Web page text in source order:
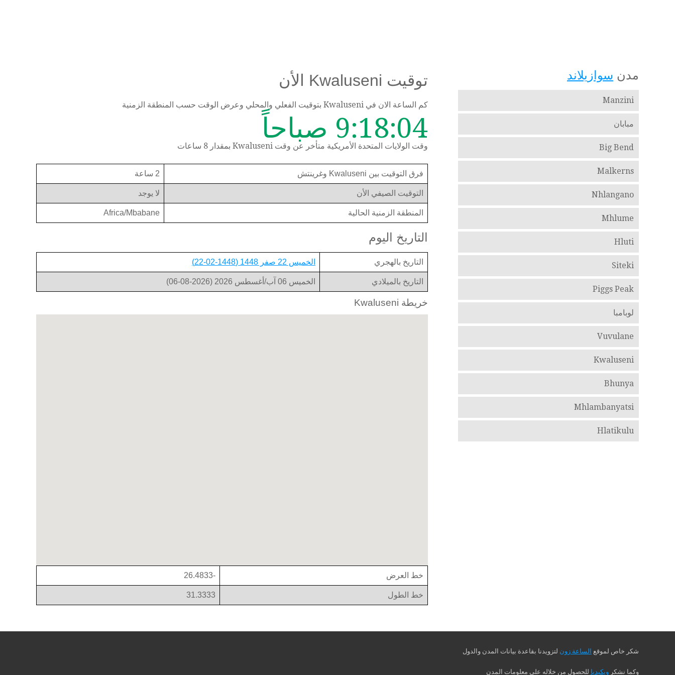
توقيت Kwaluseni الأن
كم الساعة الان في Kwaluseni بتوقيت الفعلي والمحلي وعرض الوقت حسب المنطقة الزمنية
9:18:05 صباحاً
وقت الولايات المتحدة الأمريكية متأخر عن وقت Kwaluseni بمقدار 8 ساعات
فرق التوقيت بين Kwaluseni وغرينتش 2 ساعة
التوقيت الصيفي الأن لا يوجد
المنطقة الزمنية الحالية Africa/Mbabane
التاريخ اليوم
التاريخ بالهجري الخميس 22 صفر 1448 (1448-02-22)
التاريخ بالميلادي الخميس 06 آب/أغسطس 2026 (2026-08-06)
خريطة Kwaluseni
خط العرض -26.4833
خط الطول 31.3333
مدن سوازيلاند
Manzini
مبابان
Big Bend
Malkerns
Nhlangano
Mhlume
Hluti
Siteki
Piggs Peak
لوبامبا
Vuvulane
Kwaluseni
Bhunya
Mhlambanyatsi
Hlatikulu
شكر خاص لموقع الساعة زون لتزويدنا بقاعدة بيانات المدن والدول
وكما نشكر ويكيديا للحصول من خلاله على معلومات المدن